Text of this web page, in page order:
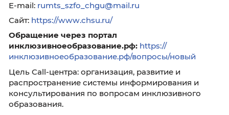
Работа call-центра обеспечена в режиме 5
неделю с 8.00 до 17.00 часов по
времени.
Задать вопрос можно по телефону горячей
CALL-центр: 8-800-550-19-35
E-mail:rumts_szfo_chgu@mail.ru
Сайт:https://www.chsu.ru/